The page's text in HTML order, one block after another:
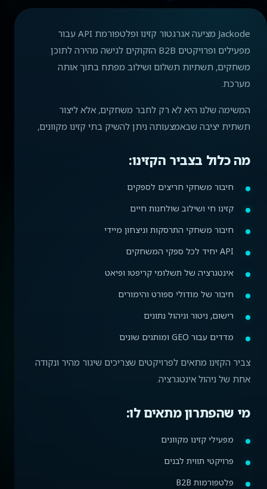
Jackode מציעה אגרגטור קזינו ופלטפורמת API עבור
מפעילים ופרויקטים B2B הזקוקים לגישה מהירה לתוכן
משחקים, תשתיות תשלום ושילוב מפתח בתוך אותה
מערכת.
המשימה שלנו היא לא רק לחבר משחקים, אלא ליצור
תשתית יציבה שבאמצעותה ניתן להשיק בתי קזינו מקוונים,
מה כלול בצביר הקזינו:
חיבור משחקי חריצים לספקים
קזינו חי ושילוב שולחנות חיים
חיבור משחקי התרסקות וניצחון מיידי
API יחיד לכל ספקי המשחקים
אינטגרציה של תשלומי קריפטו ופיאט
חיבור של מודולי ספורט והימורים
רישום, ניטור וניהול נתונים
מדדים עבור GEO ומותגים שונים
צביר הקזינו מתאים לפרויקטים שצריכים שיגור מהיר ונקודה
אחת של ניהול אינטגרציה.
מי שהפתרון מתאים לו:
מפעילי קזינו מקוונים
פרויקטי תווית לבנים
פלטפורמות B2B